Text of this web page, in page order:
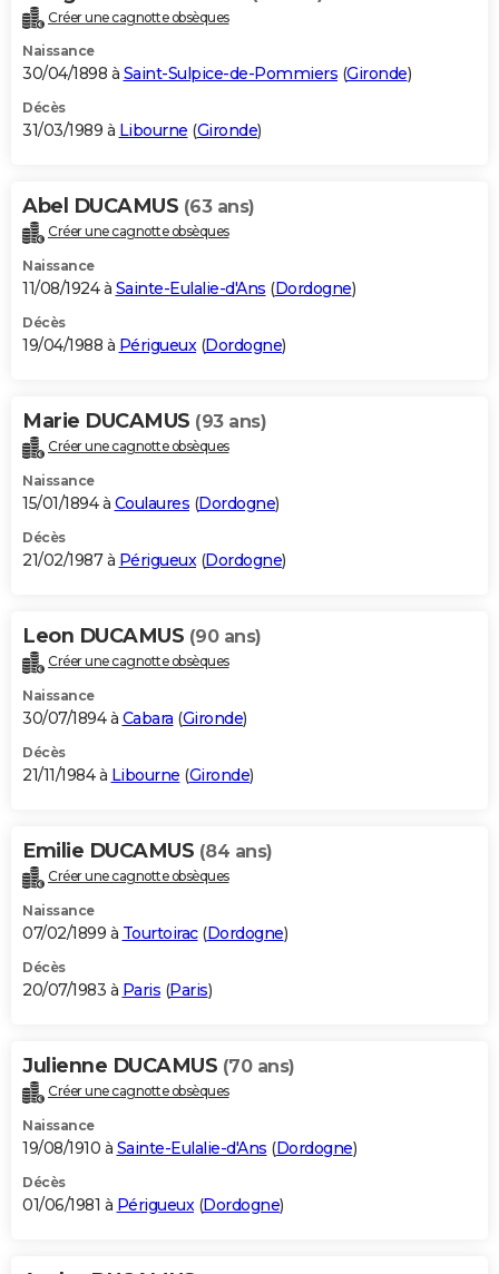
Créer une cagnotte obsèques
Naissance
30/04/1898 à Saint-Sulpice-de-Pommiers (Gironde)
Décès
31/03/1989 à Libourne (Gironde)
Abel DUCAMUS (63 ans)
Créer une cagnotte obsèques
Naissance
11/08/1924 à Sainte-Eulalie-d'Ans (Dordogne)
Décès
19/04/1988 à Périgueux(Dordogne)
Marie DUCAMUS (93 ans)
Créer une cagnotte obsèques
Naissance
15/01/1894 à Coulaures (Dordogne)
Décès
21/02/1987 à Périgueux(Dordogne)
Leon DUCAMUS (90 ans)
Créer une cagnotte obsèques
Naissance
30/07/1894 à Cabara (Gironde)
Décès
21/11/1984 à Libourne (Gironde)
Emilie DUCAMUS (84 ans)
Créer une cagnotte obsèques
Naissance
07/02/1899 à Tourtoirac(Dordogne)
Décès
20/07/1983 à Paris (Paris)
Julienne DUCAMUS (70 ans)
Créer une cagnotte obsèques
Naissance
19/08/1910 à Sainte-Eulalie-d'Ans (Dordogne)
Décès
01/06/1981 à Périgueux(Dordogne)